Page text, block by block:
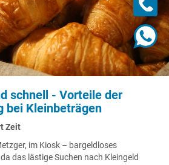
schnell - Vorteile der
bei Kleinbeträgen
Zeit
im Kiosk – bargeldloses
das lästige Suchen nach Kleingeld